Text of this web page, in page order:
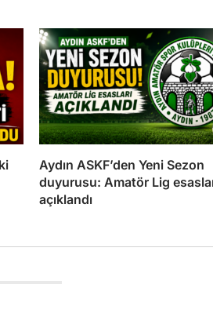
Aydın ASKF’den Yeni Sezon
duyurusu: Amatör Lig
açıklandı